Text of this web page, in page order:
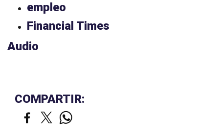
empleo
Financial Times
Audio
COMPARTIR: